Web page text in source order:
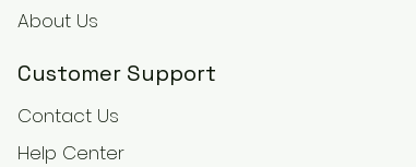
About Us
Customer Support
Contact Us
Help Center